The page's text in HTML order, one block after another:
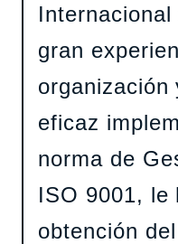
gran
eficaz
norma de
ISO 9001, le
obtención